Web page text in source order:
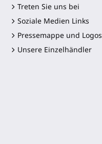
Treten Sie uns bei
Soziale Medien Links
Pressemappe und Logos
Unsere Einzelhändler